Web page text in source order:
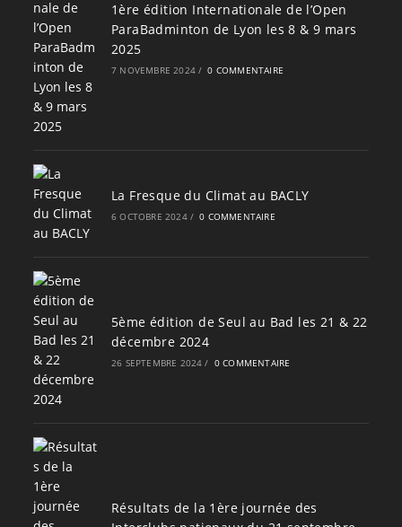
1ère édition Internationale de l’Open
ParaBadminton de Lyon les 8 & 9 mars
2025
7 NOVEMBRE 2024 / 0 COMMENTAIRE
La Fresque du Climat au BACLY
6 OCTOBRE 2024 / 0 COMMENTAIRE
5ème édition de Seul au Bad les 21 & 22
décembre 2024
26 SEPTEMBRE 2024 / 0 COMMENTAIRE
Résultats de la 1ère journée des